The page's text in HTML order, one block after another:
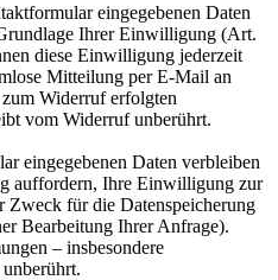
eingegebenen Daten
Ihrer Einwilligung (Art.
diese Einwilligung jederzeit
Mitteilung per E-Mail an
Widerruf erfolgten
vom Widerruf unberührt.
eingegebenen Daten verbleiben
auffordern, Ihre Einwilligung zur
Zweck für die Datenspeicherung
Bearbeitung Ihrer Anfrage).
– insbesondere